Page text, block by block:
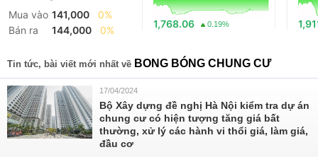
Mua vào 141,000
0%
Bán ra
144,000 0%
1,768.06 0.19%
Tin tức, bài viết mới nhất về BONG BÓNG CHUNG CƯ
17/04/2024
Bộ Xây dựng đề nghị Hà Nội kiểm tra dự án
chung cư có hiện tượng tăng giá bất
thường, xử lý các hành vi thổi giá, làm giá,
đầu cơ